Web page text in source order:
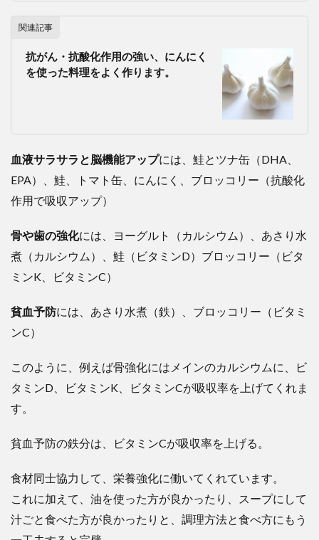
関連記事
抗がん・抗酸化作用の強い、にんにく
を使った料理をよく作ります。
血液サラサラと脳機能アップには、鮭とツナ缶（DHA、
EPA）、鮭、トマト缶、にんにく、ブロッコリー（抗酸化
作用で吸収アップ）
骨や歯の強化には、ヨーグルト（カルシウム）、あさり水
煮（カルシウム）、鮭（ビタミンD）ブロッコリー（ビタ
ミンK、ビタミンC）
貧血予防には、あさり水煮（鉄）、ブロッコリー（ビタミ
ンC）
このように、例えば骨強化にはメインのカルシウムに、ビ
タミンD、ビタミンK、ビタミンCが吸収率を上げてくれま
す。
貧血予防の鉄分は、ビタミンCが吸収率を上げる。
食材同士協力して、栄養強化に働いてくれています。
これに加えて、油を使った方が良かったり、スープにして
汁ごと食べた方が良かったりと、調理方法と食べ方にもう